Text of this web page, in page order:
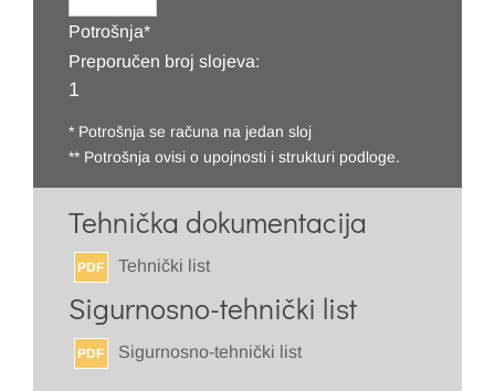
Potrošnja*
Preporučen broj slojeva:
1
* Potrošnja se računa na jedan sloj
** Potrošnja ovisi o upojnosti i strukturi podloge.
Tehnička dokumentacija
PDF Tehnički list
Sigurnosno-tehnički list
PDF Sigurnosno-tehnički list